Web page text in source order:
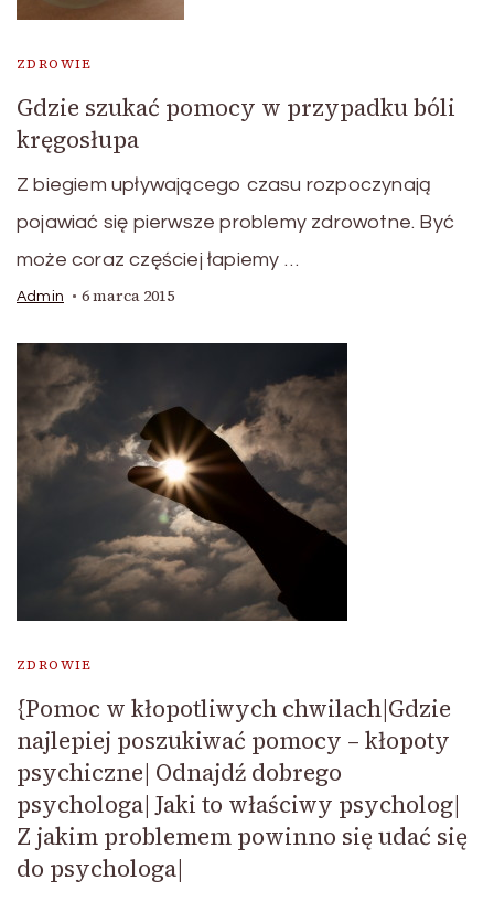
ZDROWIE
Gdzie szukać pomocy w przypadku bóli
kręgosłupa
Z biegiem upływającego czasu rozpoczynają
pojawiać się pierwsze problemy zdrowotne. Być
może coraz częściej łapiemy …
Admin 6 marca 2015
ZDROWIE
{Pomoc w kłopotliwych chwilach|Gdzie
najlepiej poszukiwać pomocy – kłopoty
psychiczne| Odnajdź dobrego
psychologa| Jaki to właściwy psycholog|
Z jakim problemem powinno się udać się
do psychologa|